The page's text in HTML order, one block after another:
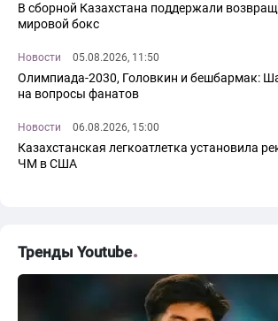
В сборной Казахстана поддержали
мировой бокс
Новости 05.08.2026, 11:50
Олимпиада-2030, Головкин и бешбармак:
на вопросы фанатов
Новости 06.08.2026, 15:00
Казахстанская легкоатлетка установила
ЧМ в США
Тренды Youtube